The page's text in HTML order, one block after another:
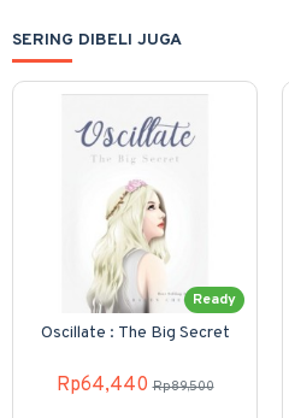
SERING DIBELI JUGA
Ready
Oscillate : The Big Secret
Rp64,440 Rp89,500